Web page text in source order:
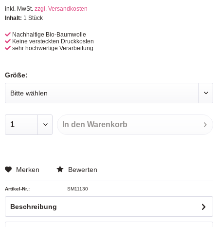
inkl. MwSt. zzgl. Versandkosten
Inhalt: 1 Stück
Nachhaltige Bio-Baumwolle
Keine versteckten Druckkosten
sehr hochwertige Verarbeitung
Größe:
In den Warenkorb
Merken Bewerten
Artikel-Nr.: SM11130
Beschreibung